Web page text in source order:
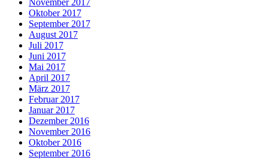
Oktober 2017
September 2017
August 2017
Juli 2017
Juni 2017
Mai 2017
April 2017
März 2017
Februar 2017
Januar 2017
Dezember 2016
November 2016
Oktober 2016
September 2016